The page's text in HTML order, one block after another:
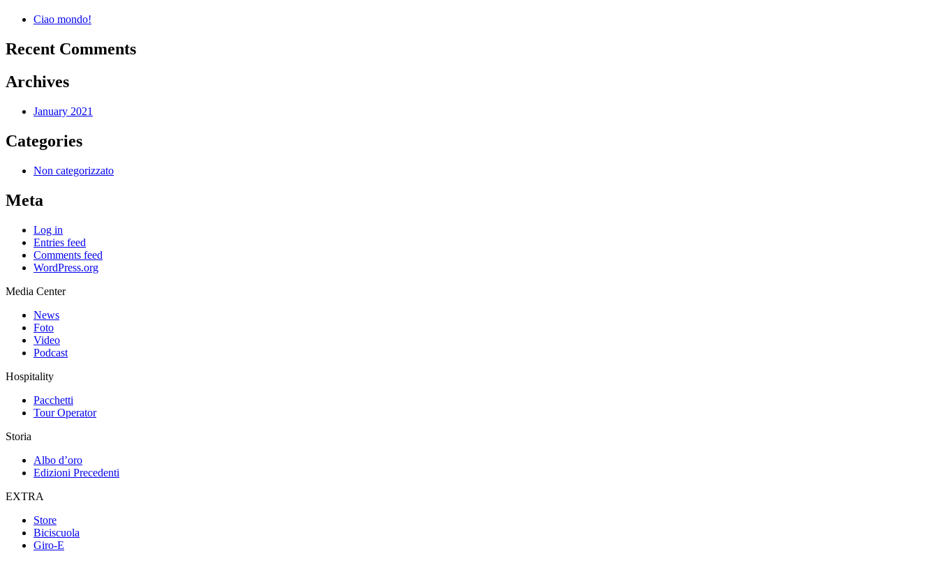
Ciao mondo!
Recent Comments
Archives
January 2021
Categories
Non categorizzato
Meta
Log in
Entries feed
Comments feed
WordPress.org
Media Center
News
Foto
Video
Podcast
Hospitality
Pacchetti
Tour Operator
Storia
Albo d’oro
Edizioni Precedenti
EXTRA
Store
Biciscuola
Giro-E